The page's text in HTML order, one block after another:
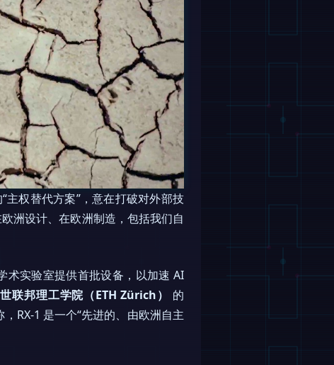
主权替代方案”，意在打破对外部技
洲设计、在欧洲制造，包括我们自
术实验室提供首批设备，以加速 AI
联邦理工学院（ETH Zürich）
的
RX-1 是一个“先进的、由欧洲自主